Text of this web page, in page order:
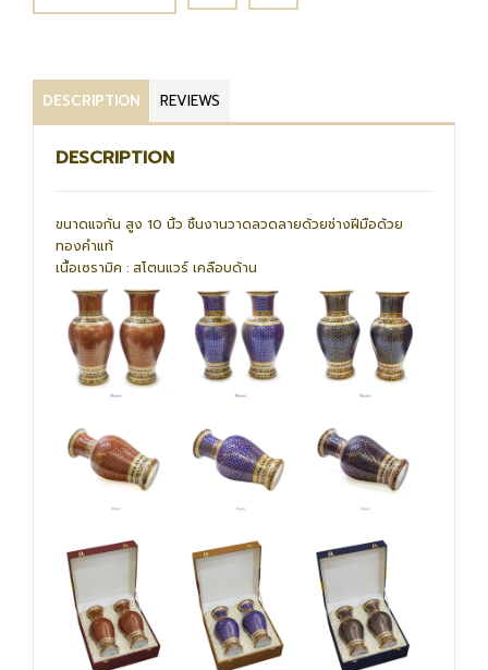
DESCRIPTION REVIEWS
DESCRIPTION
ขนาดแจกัน สูง 10 นิ้ว ชิ้นงานวาดลวดลายด้วยช่างฝีมือด้วย
ทองคำแท้
เนื้อเซรามิค : สโตนแวร์ เคลือบด้าน